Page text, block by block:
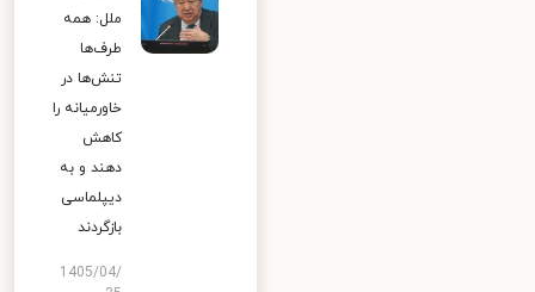
ملل: همه
طرف‌ها
تنش‌ها در
خاورمیانه را
کاهش
دهند و به
دیپلماسی
بازگردند
1405/04/